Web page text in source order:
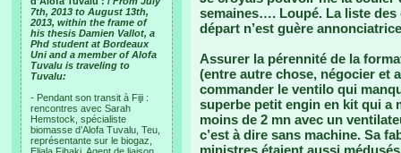
7th, 2013 to August 13th,
2013, within the frame of
his thesis Damien Vallot, a
Phd student at Bordeaux
Uni and a member of Alofa
Tuvalu is traveling to
Tuvalu:
- Pendant son transit à Fiji :
rencontres avec Sarah
Hemstock, spécialiste
biomasse d’Alofa Tuvalu, Teu,
représentante sur le biogaz,
semaines…. Loupé. La liste des
départ n’est guère
Assurer la pérennité de la
(entre autre chose, négocier et
commander le ventilo qui
superbe petit engin en kit qui a
moins de 2 mn avec un
c’est à dire sans machine. Sa
ministres étaient aussi